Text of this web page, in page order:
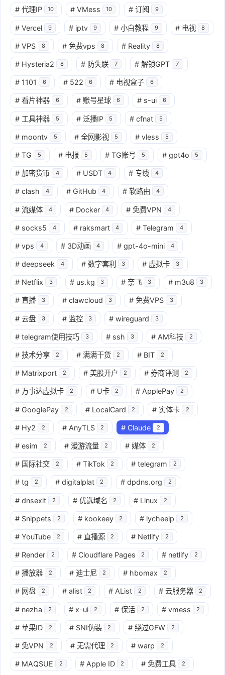
# 代理IP 10 # VMess 10 # 订阅 9
# Vercel 9 # iptv 9 # 小白教程 9 # 电视 8
# VPS 8 # 免费vps 8 # Reality 8
# Hysteria2 8 # 防失联 7 # 解锁GPT 7
# 1101 6 # 522 6 # 电视盒子 6
# 看片神器 6 # 账号星球 6 # s-ui 6
# 工具神器 5 # 泛播IP 5 # cfnat 5
# moontv 5 # 全网影视 5 # vless 5
# TG 5 # 电报 5 # TG账号 5 # gpt4o 5
# 加密货币 4 # USDT 4 # 专线 4
# clash 4 # GitHub 4 # 软路由 4
# 流媒体 4 # Docker 4 # 免费VPN 4
# socks5 4 # raksmart 4 # Telegram 4
# vps 4 # 3D动画 4 # gpt-4o-mini 4
# deepseek 4 # 数字套利 3 # 虚拟卡 3
# Netflix 3 # us.kg 3 # 奈飞 3 # m3u8 3
# 直播 3 # clawcloud 3 # 免费VPS 3
# 云盘 3 # 监控 3 # wireguard 3
# telegram使用技巧 3 # ssh 3 # AM科技 2
# 技术分享 2 # 满满干货 2 # BIT 2
# Matrixport 2 # 美股开户 2 # 券商评测 2
# 万事达虚拟卡 2 # U卡 2 # ApplePay 2
# GooglePay 2 # LocalCard 2 # 实体卡 2
# Hy2 2 # AnyTLS 2 # Claude 2
# esim 2 # 漫游流量 2 # 媒体 2
# 国际社交 2 # TikTok 2 # telegram 2
# tg 2 # digitalplat 2 # dpdns.org 2
# dnsexit 2 # 优选域名 2 # Linux 2
# Snippets 2 # kookeey 2 # lycheeip 2
# YouTube 2 # 直播源 2 # Netlify 2
# Render 2 # Cloudflare Pages 2 # netlify 2
# 播放器 2 # 迪士尼 2 # hbomax 2
# 网盘 2 # alist 2 # AList 2 # 云服务器 2
# nezha 2 # x-ui 2 # 保活 2 # vmess 2
# 苹果ID 2 # SNI伪装 2 # 绕过GFW 2
# 免VPN 2 # 无需代理 2 # warp 2
# MAQSUE 2 # Apple ID 2 # 免费工具 2